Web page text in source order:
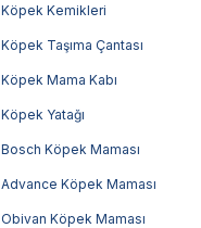
Köpek Kemikleri
Köpek Taşıma Çantası
Köpek Mama Kabı
Köpek Yatağı
Bosch Köpek Maması
Advance Köpek Maması
Obivan Köpek Maması